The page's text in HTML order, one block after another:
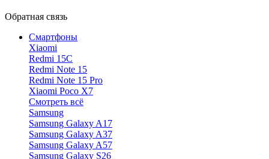
Обратная связь
Смартфоны
Xiaomi
Redmi 15C
Redmi Note 15
Redmi Note 15 Pro
Xiaomi Poco X7
Смотреть всё
Samsung
Samsung Galaxy A17
Samsung Galaxy A37
Samsung Galaxy A57
Samsung Galaxy S26